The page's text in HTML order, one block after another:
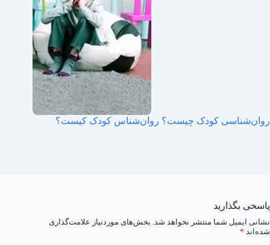
روان‌شناسی کودک چیست؟ روان‌شناس کودک کیست؟
پاسخی بگذارید
نشانی ایمیل شما منتشر نخواهد شد. بخش‌های موردنیاز علامت‌گذاری
شده‌اند *